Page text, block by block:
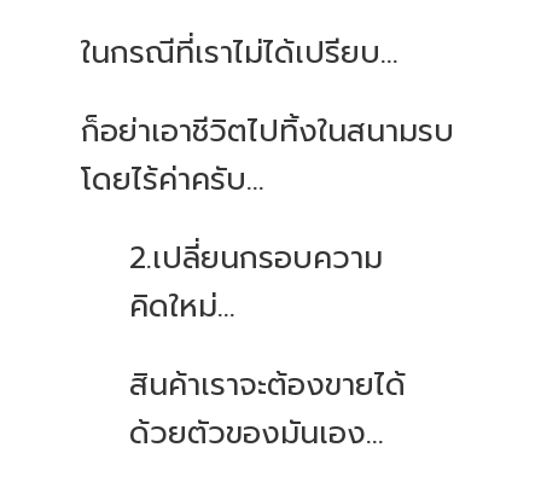
ในกรณีที่เราไม่ได้เปรียบ...
ก็อย่าเอาชีวิตไปทิ้งในสนามรบ
โดยไร้ค่าครับ...
2.เปลี่ยนกรอบความ
คิดใหม่...
สินค้าเราจะต้องขายได้
ด้วยตัวของมันเอง...